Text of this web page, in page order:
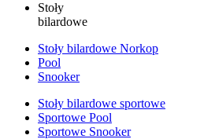
Stoły
bilardowe
Stoły bilardowe Norkop
Pool
Snooker
Stoły bilardowe sportowe
Sportowe Pool
Sportowe Snooker